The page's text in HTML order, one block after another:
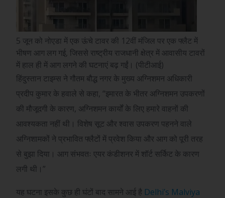
5 जून को नोएडा में एक ऊंचे टावर की 12वीं मंजिल पर एक फ्लैट में
भीषण आग लग गई, जिससे राष्ट्रीय राजधानी क्षेत्र में आवासीय टावरों
में हाल ही में आग लगने की घटनाएं बढ़ गईं। (पीटीआई)
हिंदुस्तान टाइम्स ने गौतम बौद्ध नगर के मुख्य अग्निशमन अधिकारी
प्रदीप कुमार के हवाले से कहा, “इमारत के भीतर अग्निशमन उपकरणों
की मौजूदगी के कारण, अग्निशमन कार्यों के लिए हमारे वाहनों की
आवश्यकता नहीं थी। विशेष सूट और श्वास उपकरण पहनने वाले
अग्निशामकों ने प्रभावित फ्लैटों में प्रवेश किया और आग को पूरी तरह
से बुझा दिया। आग संभवतः एयर कंडीशनर में शॉर्ट सर्किट के कारण
लगी थी।”
यह घटना इसके कुछ ही घंटों बाद सामने आई है Delhi’s Malviya